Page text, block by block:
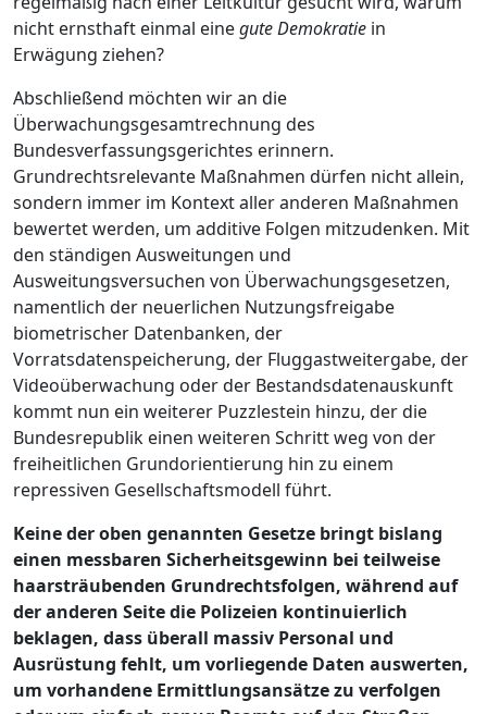
nicht ernsthaft einmal einegute Demokratie in
Erwägung ziehen?
Abschließend möchten wir an die
Überwachungsgesamtrechnung des
Bundesverfassungsgerichtes erinnern.
Grundrechtsrelevante Maßnahmen dürfen nicht allein,
sondern immer im Kontext aller anderen Maßnahmen
bewertet werden, um additive Folgen mitzudenken. Mit
den ständigen Ausweitungen und
Ausweitungsversuchen von Überwachungsgesetzen,
namentlich der neuerlichen Nutzungsfreigabe
biometrischer Datenbanken, der
Vorratsdatenspeicherung, der Fluggastweitergabe, der
Videoüberwachung oder der Bestandsdatenauskunft
kommt nun ein weiterer Puzzlestein hinzu, der die
Bundesrepublik einen weiteren Schritt weg von der
freiheitlichen Grundorientierung hin zu einem
repressiven Gesellschaftsmodell führt.
Keine der oben genannten Gesetze bringt bislang
einen messbaren Sicherheitsgewinn bei teilweise
haarsträubenden Grundrechtsfolgen, während auf
der anderen Seite die Polizeien kontinuierlich
beklagen, dass überall massiv Personal und
Ausrüstung fehlt, um vorliegende Daten auswerten,
um vorhandene Ermittlungsansätze zu verfolgen